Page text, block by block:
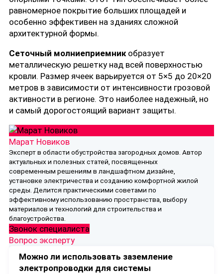
равномерное покрытие больших площадей и
особенно эффективен на зданиях сложной
архитектурной формы.
Сеточный молниеприемник образует
металлическую решетку над всей поверхностью
кровли. Размер ячеек варьируется от 5×5 до 20×20
метров в зависимости от интенсивности грозовой
активности в регионе. Это наиболее надежный, но
и самый дорогостоящий вариант защиты.
Марат Новиков
Эксперт в области обустройства загородных домов. Автор
актуальных и полезных статей, посвященных
современным решениям в ландшафтном дизайне,
установке электричества и созданию комфортной жилой
среды. Делится практическими советами по
эффективному использованию пространства, выбору
материалов и технологий для строительства и
благоустройства.
Звонок специалиста
Вопрос эксперту
Можно ли использовать заземление
электропроводки для системы